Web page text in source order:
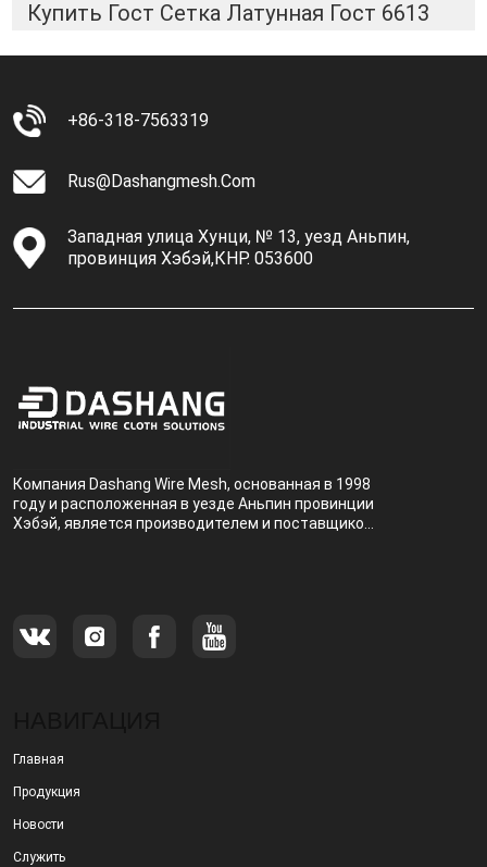
Купить Гост Сетка Латунная Гост 6613
+86-318-7563319
Rus@dashangmesh.com
Западная улица Хунци, № 13, уезд Аньпин,
провинция Хэбэй,КНР. 053600
Компания Dashang Wire Mesh, основанная в 1998
году и расположенная в уезде Аньпин провинции
Хэбэй, является производителем и поставщиком,
Главная
Продукция
Новости
Служить